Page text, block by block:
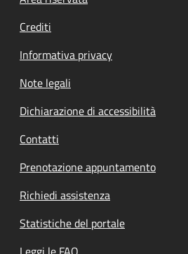
Crediti
Informativa privacy
Note legali
Dichiarazione di accessibilità
Contatti
Prenotazione appuntamento
Richiedi assistenza
Statistiche del portale